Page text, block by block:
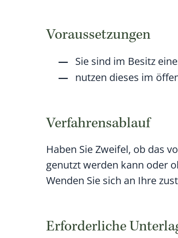
Voraussetzungen
Sie sind im Besitz
nutzen dieses im
Verfahrensablauf
Haben Sie Zweifel, ob das
genutzt werden kann oder
Wenden Sie sich an Ihre
Erforderliche